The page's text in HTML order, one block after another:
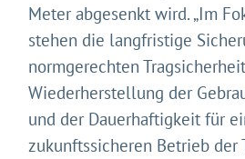
Meter abgesenkt wird. „Im
stehen die langfristige
normgerechten
Wiederherstellung der
und der Dauerhaftigkeit für
zukunftssicheren Betrieb der
Technologien auf unserer
essenziell, Youtube und Matomo
Website und Ihr Erlebnis zu
Impressum
Datenschutz